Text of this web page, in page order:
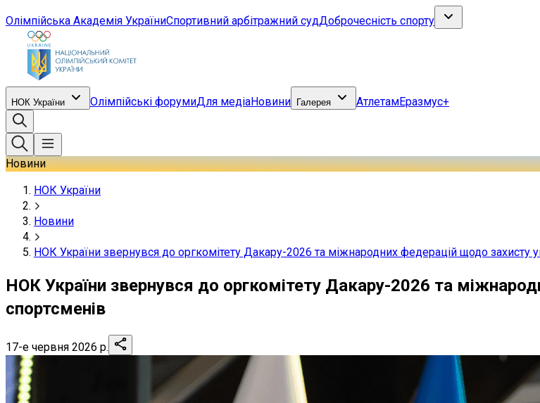
Олімпійська Академія УкраїниСпортивний арбітражний судДоброчесність спорту
НОК України Олімпійські форумиДля медіаНовини Галерея АтлетамЕразмус+
Новини
НОК України
Новини
НОК України звернувся до оргкомітету Дакару-2026 та міжнародних федерацій щодо захисту
НОК України звернувся до оргкомітету Дакару-2026 та
спортсменів
17-е червня 2026 р.